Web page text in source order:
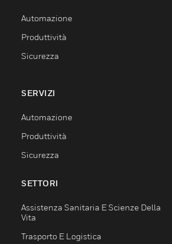
Automazione
Produttività
Sicurezza
SERVIZI
Automazione
Produttività
Sicurezza
SETTORI
Assistenza Sanitaria E Scienze Della
Vita
Trasporto E Logistica